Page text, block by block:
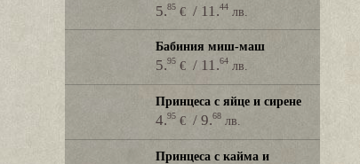
5.85 €/ 11.44 лв.
Бабиния миш-маш
5.95 €/ 11.64 лв.
Принцеса с яйце и сирене
4.95 €/ 9.68 лв.
Принцеса с кайма и